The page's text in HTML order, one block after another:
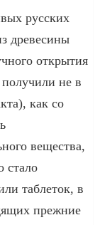
русских
древесины
открытия
не в
как со
вещества,
стало
таблеток, в
прежние